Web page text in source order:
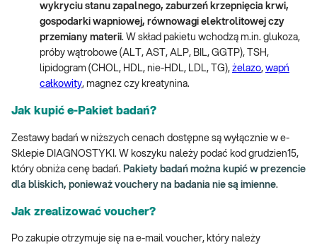
wykryciu stanu zapalnego, zaburzeń krzepnięcia krwi,
gospodarki wapniowej, równowagi elektrolitowej czy
przemiany materii. W skład pakietu wchodzą m.in. glukoza,
próby wątrobowe (ALT, AST, ALP, BIL, GGTP), TSH,
lipidogram (CHOL, HDL, nie-HDL, LDL, TG), żelazo, wapń
całkowity, magnez czy kreatynina.
Jak kupić e-Pakiet badań?
Zestawy badań w niższych cenach dostępne są wyłącznie w e-
Sklepie DIAGNOSTYKI. W koszyku należy podać kod grudzien15,
który obniża cenę badań. Pakiety badań można kupić w prezencie
dla bliskich, ponieważ vouchery na badania nie są imienne.
Jak zrealizować voucher?
Po zakupie otrzymuje się na e-mail voucher, który należy